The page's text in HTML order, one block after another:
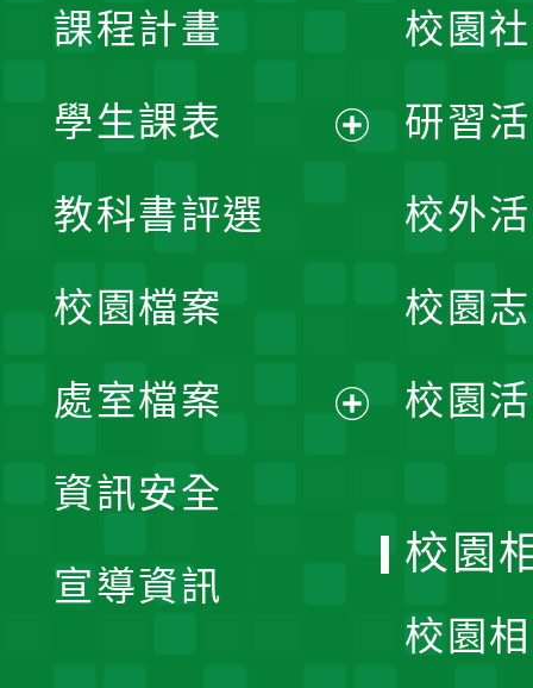
課程計畫
學生課表
單
教科書評選
校園檔案
處室檔案
資訊安全
宣導資訊
校園
研習
校外
校園
校園
校園
校園